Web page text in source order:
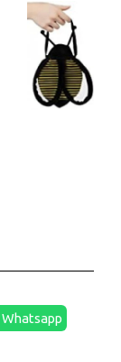
Whatsapp